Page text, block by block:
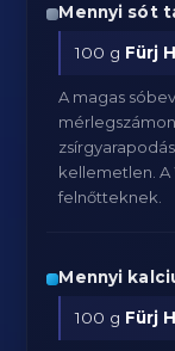
Mennyi sót
100 g Fürj
A magas
kellemetlen. A
felnőtteknek.
Mennyi
100 g Fürj